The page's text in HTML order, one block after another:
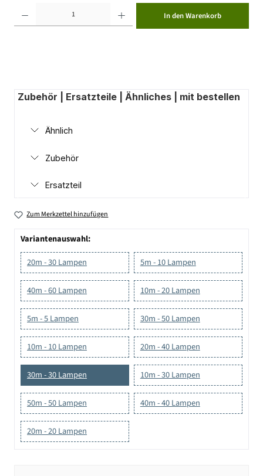
In den Warenkorb
Zubehör | Ersatzteile | Ähnliches | mit bestellen
Ähnlich
Zubehör
Ersatzteil
Zum Merkzettel hinzufügen
Variantenauswahl:
20m - 30 Lampen
5m - 10 Lampen
40m - 60 Lampen 10m - 20 Lampen
5m - 5 Lampen 30m - 50 Lampen
10m - 10 Lampen 20m - 40 Lampen
30m - 30 Lampen 10m - 30 Lampen
50m - 50 Lampen 40m - 40 Lampen
20m - 20 Lampen